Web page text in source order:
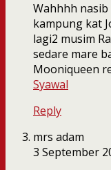
Wahhhh
kampung kat
lagi2 musim
sedare mare
Mooniqueen
Syawal
Reply
mrs adam
3 September